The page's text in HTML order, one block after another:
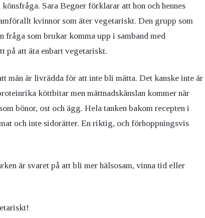
Sara Begner förklarar att hon och hennes
kvinnor som äter vegetariskt. Den grupp som
fråga som brukar komma upp i samband med
på att äta enbart vegetariskt.
män är livrädda för att inte bli mätta. Det kanske inte är
köttbitar men mättnadskänslan kommer när
bönor, ost och ägg. Hela tanken bakom recepten i
och inte sidorätter. En riktig, och förhoppningsvis
är svaret på att bli mer hälsosam, vinna tid eller